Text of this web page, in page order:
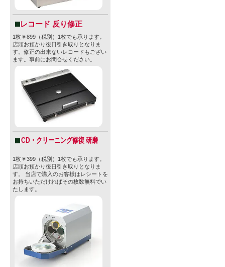
レコード 反り修正
1枚￥899（税別）1枚でも承ります。
店頭お預かり後日引き取りとなりま
す。修正の出来ないレコードもござい
ます。事前にお問合せください。
CD・クリーニング修復 研磨
1枚￥399（税別）1枚でも承ります。
店頭お預かり後日引き取りとなりま
す。 当店で購入のお客様はレシートを
お持ちいただければその枚数無料でい
たします。